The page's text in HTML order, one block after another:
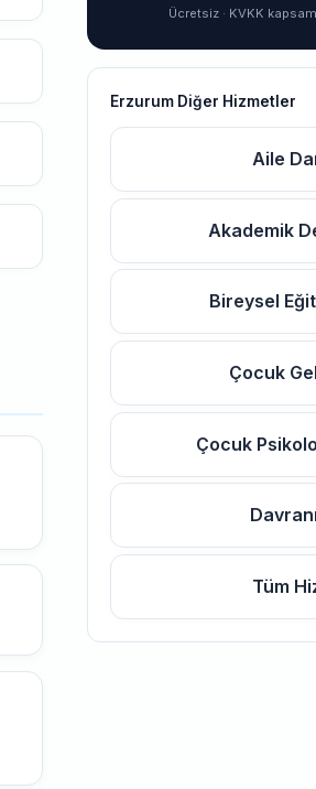
Ücretsiz · KVKK
Erzurum Diğer Hizmetler
Aile
Akademik
Bireysel
Çocuk
Çocuk
Tüm